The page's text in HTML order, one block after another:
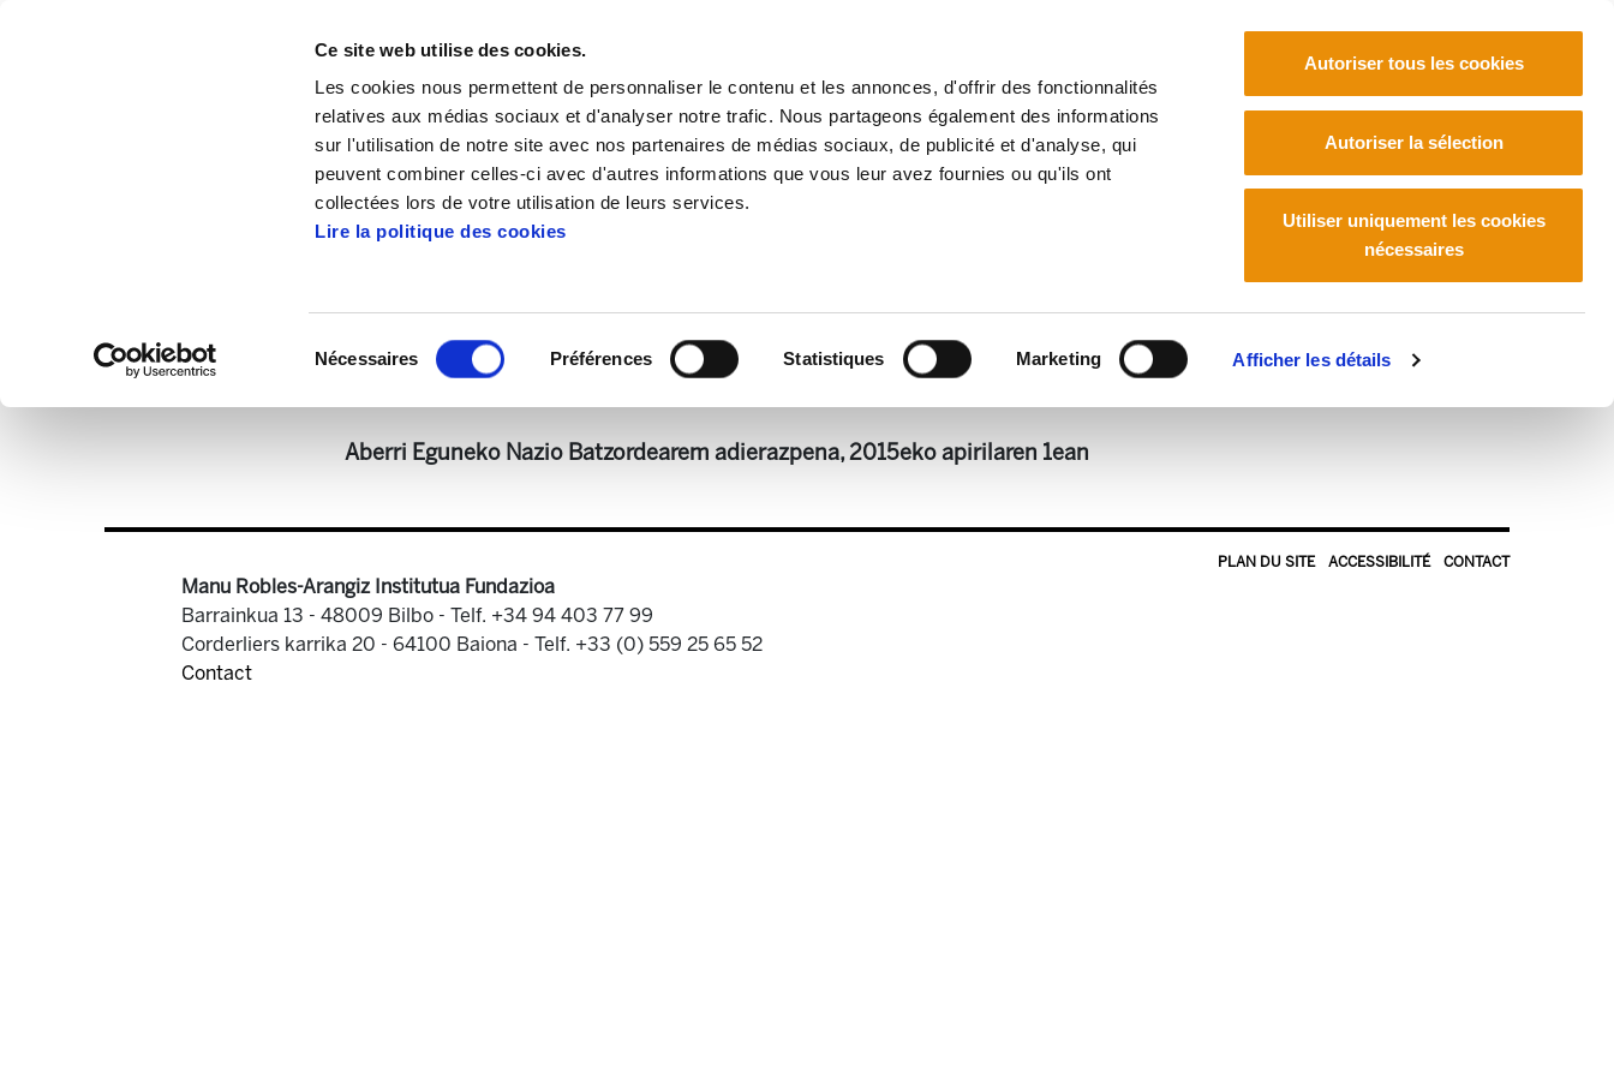
Ce site web utilise des cookies.
Les cookies nous permettent de personnaliser le contenu et les annonces, d'offrir des fonctionnalités
relatives aux médias sociaux et d'analyser notre trafic. Nous partageons également des informations
sur l'utilisation de notre site avec nos partenaires de médias sociaux, de publicité et d'analyse, qui
peuvent combiner celles-ci avec d'autres informations que vous leur avez fournies ou qu'ils ont
collectées lors de votre utilisation de leurs services.
Lire la politique des cookies
Nécessaires Préférences Statistiques Marketing Afficher les détails
Autoriser tous les cookies
Autoriser la sélection
Utiliser uniquement les cookies
nécessaires
Publications Document du Comité National Aberri Eguna 2015
2015 Aberri Eguna (eu)[1].pdf 141.7 KB
Aberri Eguneko Nazio Batzordearem adierazpena, 2015eko apirilaren 1ean
PLAN DU SITE ACCESSIBILITÉ CONTACT
Manu Robles-Arangiz Institutua Fundazioa
Barrainkua 13 - 48009 Bilbo - Telf. +34 94 403 77 99
Corderliers karrika 20 - 64100 Baiona - Telf. +33 (0) 559 25 65 52
Contact